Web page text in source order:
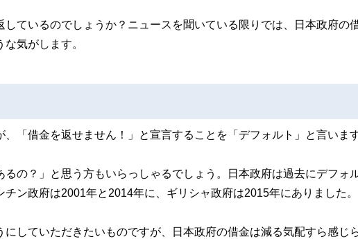
ているのでしょうか？ニュースを聞いている限りでは、日本政府の
気がします。
「借金を返せません！」と宣言することを「デフォルト」と言いま
るの？」と思う方もいらっしゃるでしょう。日本政府は過去にデフォ
ン政府は2001年と2014年に、ギリシャ政府は2015年にありました。
していただきたいものですが、日本政府の借金は減る気配すら感じ